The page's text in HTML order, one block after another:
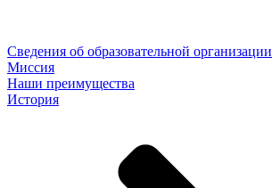
Сведения об образовательной организации
Миссия
Наши преимущества
История